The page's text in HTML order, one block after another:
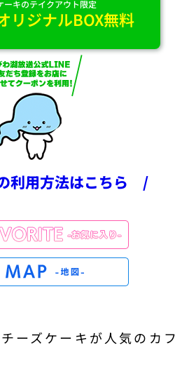
ーキのテイクアウト限定
リジナルBOX無料
利用方法はこちら /
ーズケーキが人気のカフ